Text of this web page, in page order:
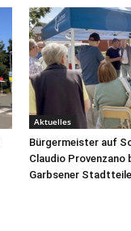
Aktuelles
Bürgermeister auf
Claudio Provenzano
Garbsener Stadtteile